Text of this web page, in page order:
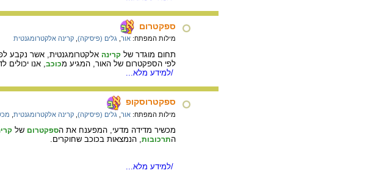
ספקטרום
מילות המפתח: אור גלים (פיסיקה) קרינה אלקטרומגנטית
תחום מוגדר של קרינה אלקטרומגנטית, אשר נקבע
לפי הספקטרום של האור, המגיע מכוכב , אנו
/למידע מלא...
ספקטרוסקופ
מילות המפתח: אור גלים (פיסיקה) קרינה אלקטרומגנטית
מכשיר מדידה מדעי, המפענח את הספקטרום של
התרכובות, הנמצאות בכוכב שחוקרים.
/למידע מלא...